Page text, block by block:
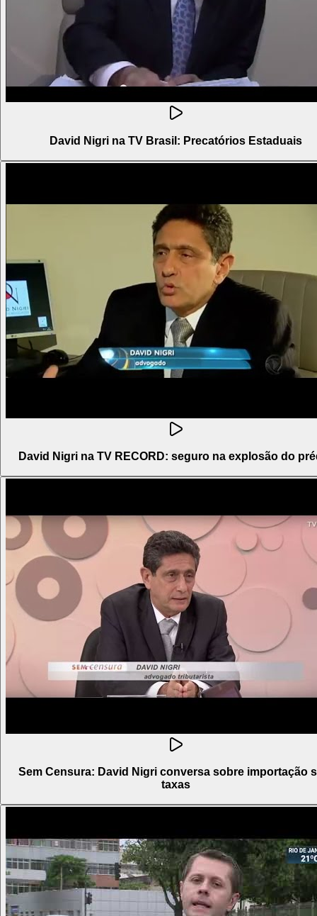
David Nigri na TV Brasil: Precatórios Estaduais
David Nigri na TV RECORD: seguro na explosão do
Sem Censura: David Nigri conversa sobre importação
taxas